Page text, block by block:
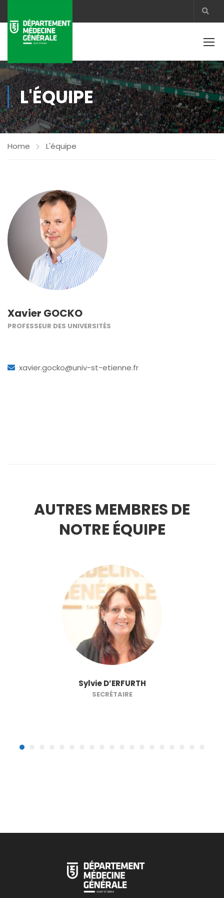
L'ÉQUIPE
Home L'équipe
Xavier GOCKO
PROFESSEUR DES UNIVERSITÉS
xavier.gocko@univ-st-etienne.fr
AUTRES MEMBRES DE
NOTRE ÉQUIPE
Sylvie D’ERFURTH
SECRÉTAIRE